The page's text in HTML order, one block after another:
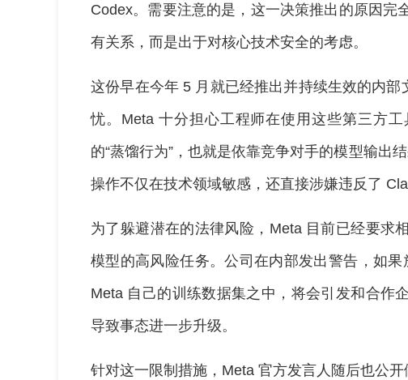
Codex。需要注意的是，这一决策推出的原因完
有关系，而是出于对核心技术安全的考虑。
这份早在今年 5 月就已经推出并持续生效的内
忧。Meta 十分担心工程师在使用这些第三方
的“蒸馏行为”，也就是依靠竞争对手的模型输出
操作不仅在技术领域敏感，还直接涉嫌违反了
为了躲避潜在的法律风险，Meta 目前已经要求
模型的高风险任务。公司在内部发出警告，如
Meta 自己的训练数据集之中，将会引发和合作
导致事态进一步升级。
针对这一限制措施，Meta 官方发言人随后也公